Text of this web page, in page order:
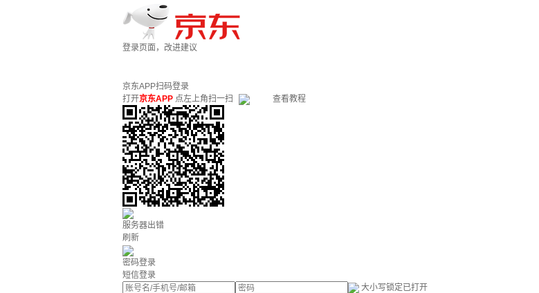
登录页面，改进建议
京东APP扫码登录
打开京东APP 点左上角扫一扫 查看教程
服务器出错
刷新
密码登录
短信登录
大小写锁定已打开